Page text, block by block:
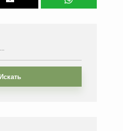
Искать